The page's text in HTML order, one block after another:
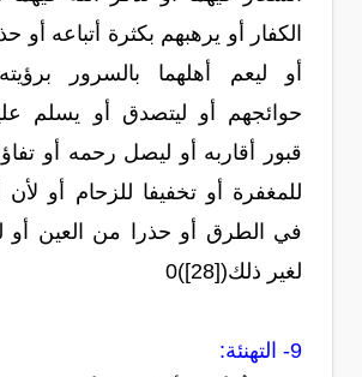
الكفار أو يرهبهم بكثرة أتباعه أو
أو ليعم أهلهما بالسرور
حوائجهم أو ليتصدق أو يسلم
قبور أقاربه أو ليصل رحمه أو
للمغفرة أو تخفيفا للزحام أو لأن
في الطرق أو حذرا من العين أو
لغير ذلك([28])0
9- التهنئة: